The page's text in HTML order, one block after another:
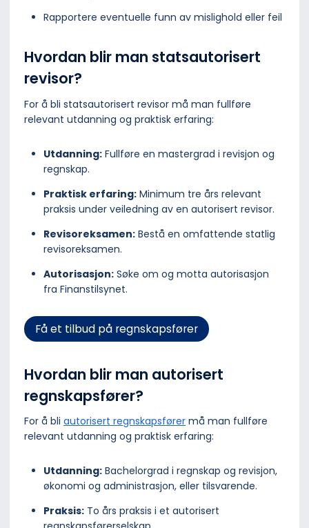
Rapportere eventuelle funn av mislighold eller feil
Hvordan blir man statsautorisert
revisor?
For å bli statsautorisert revisor må man fullføre
relevant utdanning og praktisk erfaring:
Utdanning: Fullføre en mastergrad i revisjon og
regnskap.
Praktisk erfaring: Minimum tre års relevant
praksis under veiledning av en autorisert revisor.
Revisoreksamen: Bestå en omfattende statlig
revisoreksamen.
Autorisasjon: Søke om og motta autorisasjon
fra Finanstilsynet.
Få et tilbud på regnskapsfører
Hvordan blir man autorisert
regnskapsfører?
For å bli autorisert regnskapsfører må man fullføre
relevant utdanning og praktisk erfaring:
Utdanning: Bachelorgrad i regnskap og revisjon,
økonomi og administrasjon, eller tilsvarende.
Praksis: To års praksis i et autorisert